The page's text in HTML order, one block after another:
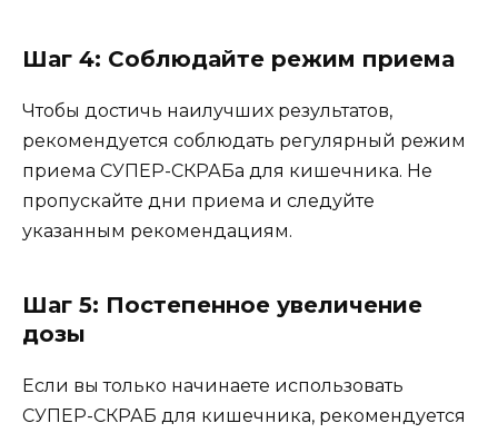
Шаг 4: Соблюдайте режим приема
Чтобы достичь наилучших результатов,
рекомендуется соблюдать регулярный режим
приема СУПЕР-СКРАБа для кишечника. Не
пропускайте дни приема и следуйте
указанным рекомендациям.
Шаг 5: Постепенное увеличение
дозы
Если вы только начинаете использовать
СУПЕР-СКРАБ для кишечника, рекомендуется